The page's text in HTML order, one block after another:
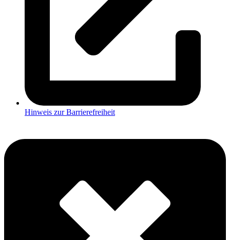
Hinweis zur Barrierefreiheit